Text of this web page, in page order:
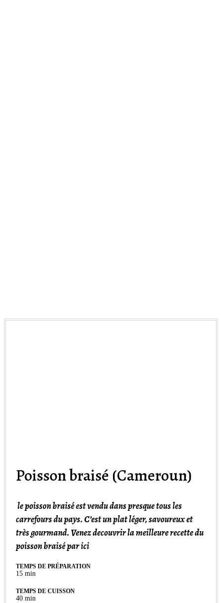
Poisson braisé (Cameroun)
le poisson braisé est vendu dans presque tous les
carrefours du pays. C’est un plat léger, savoureux et
très gourmand. Venez decouvrir la meilleure recette du
poisson braisé par ici
TEMPS DE PRÉPARATION
15minutes
min
TEMPS DE CUISSON
40minutes
min